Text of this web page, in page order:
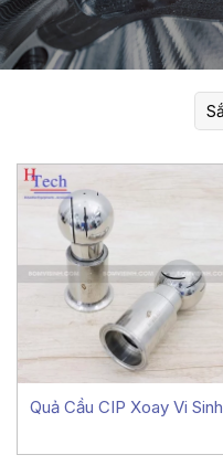
Quả Cầu CIP Xoay Vi Sinh